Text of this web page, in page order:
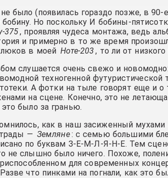
было (появилась гораздо позже, в
бобину. Но поскольку И бобины-
375, проявляя чудеса монтажа, ведь
и примерно в то же время
в моей Ноте-203 , то ли от
слушается очень свежо и
техногенной
А фотки на тыле говорят еще
на сцене. Конечно, это не
было за гранью.
как в наш засиженный
— Земляне: с семью большими
по буквам З-Е-М-Л-Я-Н-Е. Тем
не слышно было ничего. Похоже,
для современных
что пинками на погнали, как это